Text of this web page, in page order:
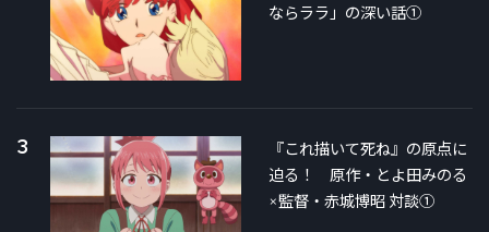
ならララ」の深い話①
3
『これ描いて死ね』の原点に
迫る！ 原作・とよ田みのる
×監督・赤城博昭 対談①